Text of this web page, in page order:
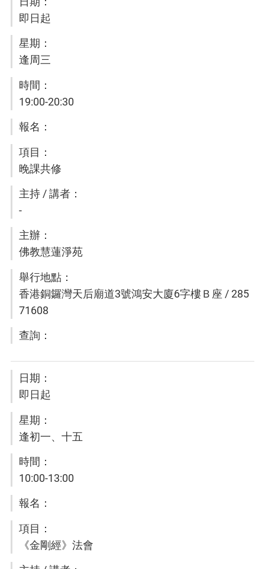
即日起
逢周三
19:00-20:30
晚課共修
-
佛教慧蓮淨苑
香港銅鑼灣天后廟道3號鴻安大廈6字樓Ｂ座 / 285
71608
即日起
逢初一、十五
10:00-13:00
《金剛經》法會